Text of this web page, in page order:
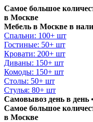
Самое большое
в Москве
Мебель в Москве в
Спальни: 100+ шт
Гостиные: 50+ шт
Кровати: 200+ шт
Диваны: 150+ шт
Комоды: 150+ шт
Столы: 50+ шт
Стулья: 80+ шт
Самовывоз день в день
Самое большое
в Москве